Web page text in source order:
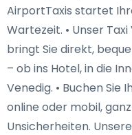
AirportTaxis startet
Wartezeit. • Unser
bringt Sie direkt,
– ob ins Hotel, in die
Venedig. • Buchen
online oder mobil,
Unsicherheiten.